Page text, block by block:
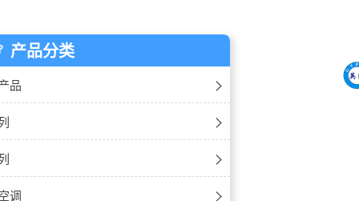
产品分类
品
湿机
湿机
湿机
机
器
调